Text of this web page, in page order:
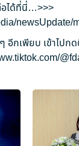
อได้ที่นี่…>>>
newsUpdate/
อีกเพียบ เข้าไปก